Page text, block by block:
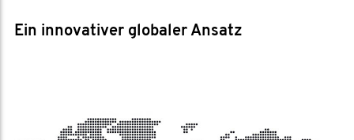
Ein innovativer globaler Ansatz